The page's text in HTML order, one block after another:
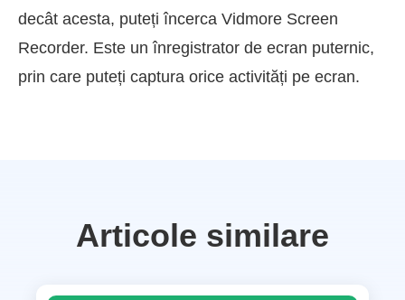
decât acesta, puteți încerca Vidmore Screen
Recorder. Este un înregistrator de ecran puternic,
prin care puteți captura orice activități pe ecran.
Articole similare